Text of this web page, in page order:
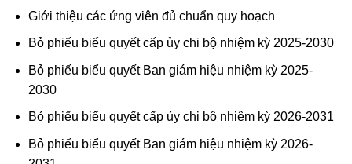
Giới thiệu các ứng viên đủ chuẩn quy hoạch
Bỏ phiếu biểu quyết cấp ủy chi bộ nhiệm kỳ 2025-2030
Bỏ phiếu biểu quyết Ban giám hiệu nhiệm kỳ 2025-
2030
Bỏ phiếu biểu quyết cấp ủy chi bộ nhiệm kỳ 2026-2031
Bỏ phiếu biểu quyết Ban giám hiệu nhiệm kỳ 2026-